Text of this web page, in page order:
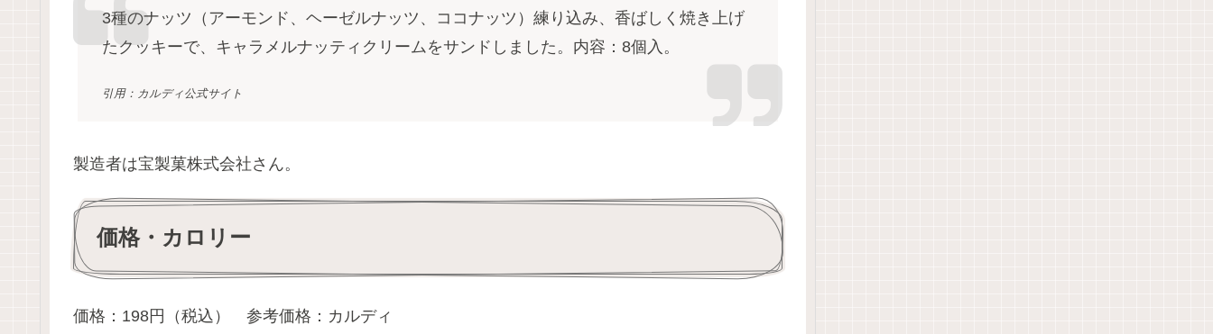
3種のナッツ（アーモンド、ヘーゼルナッツ、ココナッツ）練り込み、香ばしく焼き上げ
たクッキーで、キャラメルナッティクリームをサンドしました。内容：8個入。
引用：カルディ公式サイト
製造者は宝製菓株式会社さん。
価格・カロリー
価格：198円（税込） 参考価格：カルディ